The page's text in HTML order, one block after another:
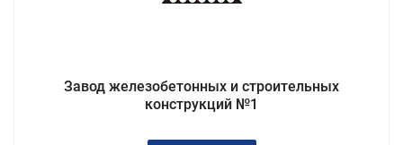
Завод железобетонных и строительных
конструкций №1